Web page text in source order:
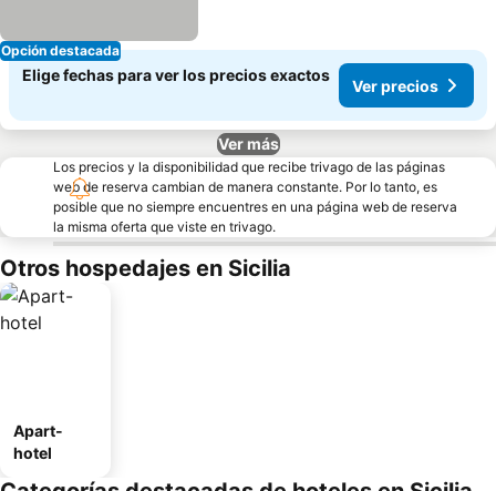
Opción destacada
Elige fechas para ver los precios exactos
Ver precios
Ver más
Los precios y la disponibilidad que recibe trivago de las páginas
web de reserva cambian de manera constante. Por lo tanto, es
posible que no siempre encuentres en una página web de reserva
la misma oferta que viste en trivago.
Otros hospedajes en Sicilia
Apart-
hotel